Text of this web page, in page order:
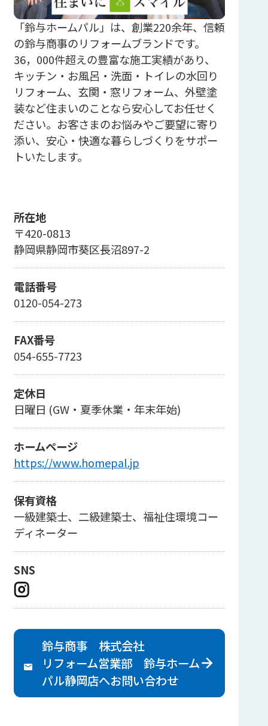
「鈴与ホームパル」は、創業220余年、信頼
の鈴与商事のリフォームブランドです。
36，000件超えの豊富な施工実績があり、
キッチン・お風呂・洗面・トイレの水回り
リフォーム、玄関・窓リフォーム、外壁塗
装など住まいのことなら安心してお任せく
ださい。お客さまのお悩みやご要望に寄り
添い、安心・快適な暮らしづくりをサポー
トいたします。
所在地
〒420-0813
静岡県静岡市葵区長沼897-2
電話番号
0120-054-273
FAX番号
054-655-7723
定休日
日曜日 (GW・夏季休業・年末年始)
ホームページ
https://www.homepal.jp
保有資格
一級建築士、二級建築士、福祉住環境コー
ディネーター
SNS
鈴与商事 株式会社
リフォーム営業部 鈴与ホーム
パル静岡店へお問い合わせ